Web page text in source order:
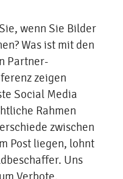
wenn Sie Bilder
Was ist mit den
Partner-
zeigen
Social Media
Rahmen
zwischen
Post liegen, lohnt
Uns